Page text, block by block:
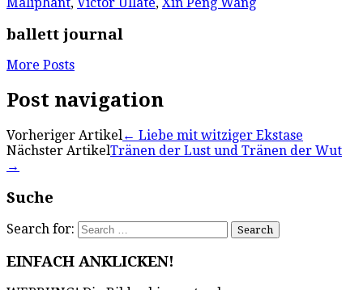
ballett journal
More Posts
Post navigation
Vorheriger Artikel← Liebe mit witziger Ekstase
Nächster ArtikelTränen der Lust und Tränen der Wut
→
Suche
Search for:
EINFACH ANKLICKEN!